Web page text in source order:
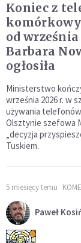
Koniec z
od września
Barbara
ogłosiła
Ministerstwo
września 2026 r. w
używania
Olsztynie szefowa
„decyzja
Tuskiem.
5 miesięcy temu
Paweł